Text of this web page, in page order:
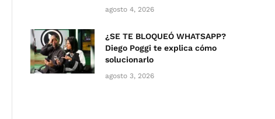
agosto 4, 2026
¿SE TE BLOQUEÓ WHATSAPP?
Diego Poggi te explica cómo
solucionarlo
agosto 3, 2026